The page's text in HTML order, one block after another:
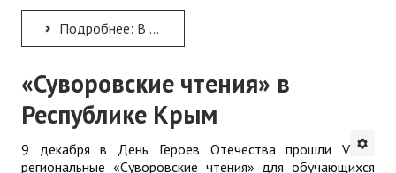
Подробнее: В КРИППО ПОДВЕЛИ ИТОГИ И НАГРАДИЛИ ПОБЕДИТЕЛЕЙ КРЫМСКОГО ФЕСТИВАЛЯ ПЕДАГОГИЧЕСКИХ ИНИЦИАТИВ-2025
«Суворовские чтения» в
Республике Крым
9 декабря в День Героев Отечества прошли V
региональные «Суворовские чтения» для обучающихся